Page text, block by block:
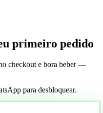
primeiro pedido
checkout e bora beber —
para desbloquear.